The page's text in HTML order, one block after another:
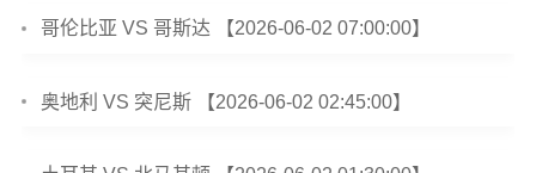
哥伦比亚 VS 哥斯达 【2026-06-02 07:00:00】
奥地利 VS 突尼斯 【2026-06-02 02:45:00】